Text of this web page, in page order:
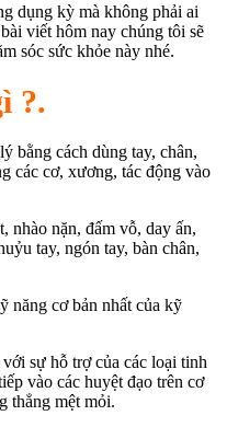
dụng kỳ mà không phải ai
viết hôm nay chúng tôi sẽ
sóc sức khỏe này nhé.
?.
bằng cách dùng tay, chân,
các cơ, xương, tác động vào
nhào nặn, đấm vỗ, day ấn,
tay, ngón tay, bàn chân,
năng cơ bản nhất của kỹ
sự hỗ trợ của các loại tinh
vào các huyệt đạo trên cơ
thẳng mệt mỏi.